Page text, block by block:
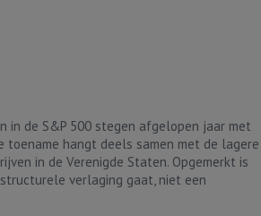
in de S&P 500 stegen afgelopen jaar met
toename hangt deels samen met de lagere
in de Verenigde Staten. Opgemerkt is
verlaging gaat, niet een